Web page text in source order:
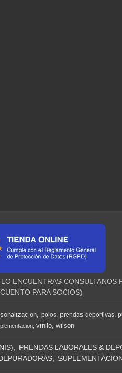
ENCUENTRAS CONSULTANOS
PARA SOCIOS)
polos prendas-deportivas
vinilo wilson
PRENDAS LABORALES &